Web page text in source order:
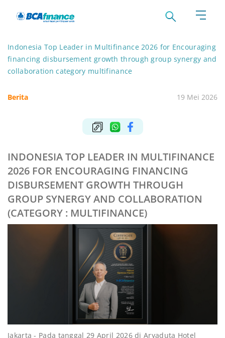
Indonesia Top Leader in Multifinance 2026 for Encouraging
financing disbursement growth through group synergy and
collaboration category multifinance
Berita 19 Mei 2026
INDONESIA TOP LEADER IN MULTIFINANCE
2026 FOR ENCOURAGING FINANCING
DISBURSEMENT GROWTH THROUGH
GROUP SYNERGY AND COLLABORATION
(CATEGORY : MULTIFINANCE)
Jakarta - Pada tanggal 29 April 2026 di Aryaduta Hotel